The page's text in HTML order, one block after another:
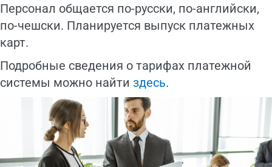
Персонал общается по-русски, по-английски,
по-чешски. Планируется выпуск платежных
карт.
Подробные сведения о тарифах платежной
системы можно найти здесь.